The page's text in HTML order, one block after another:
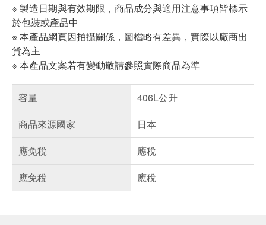
※ 製造日期與有效期限，商品成分與適用注意事項皆標示
於包裝或產品中
※ 本產品網頁因拍攝關係，圖檔略有差異，實際以廠商出
貨為主
※ 本產品文案若有變動敬請參照實際商品為準
容量
406L公升
商品來源國家
日本
應免稅
應稅
應免稅
應稅